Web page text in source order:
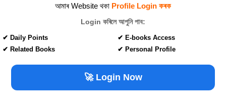
আমাৰ Website থকা Profile Login কৰক
Login কৰিলে আপুনি পাব:
✔ Daily Points
✔ Related Books
✔ E-books Access
✔ Personal Profile
🚀 Login Now
We share educational news & study materials on social
Follow us
© 2017-2026 All Rights Reserved – dailyassam.com